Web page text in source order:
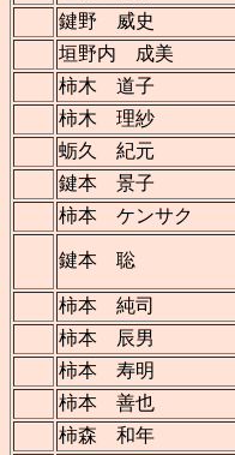
鍵野 威史
垣野内 成美
柿木 道子
柿木 理紗
蛎久 紀元
鍵本 景子
柿本 ケンサク
鍵本 聡
柿本 純司
柿本 辰男
柿本 寿明
柿本 善也
柿森 和年